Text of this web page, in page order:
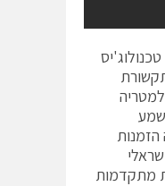
אורביט טכנולוג'יס
הזמנות
מתקדמות